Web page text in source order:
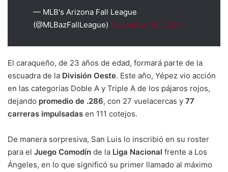
— MLB's Arizona Fall League
(@MLBazFallLeague) November 10, 2021
El caraqueño, de 23 años de edad, formará parte de la
escuadra de la División Oeste. Este año, Yépez vio acción
en las categorías Doble A y Triple A de los pájaros rojos,
dejando promedio de .286, con 27 vuelacercas y 77
carreras impulsadas en 111 cotejos.
De manera sorpresiva, San Luis lo inscribió en su roster
para el Juego Comodín de la Liga Nacional frente a Los
Ángeles, en lo que significó su primer llamado al máximo